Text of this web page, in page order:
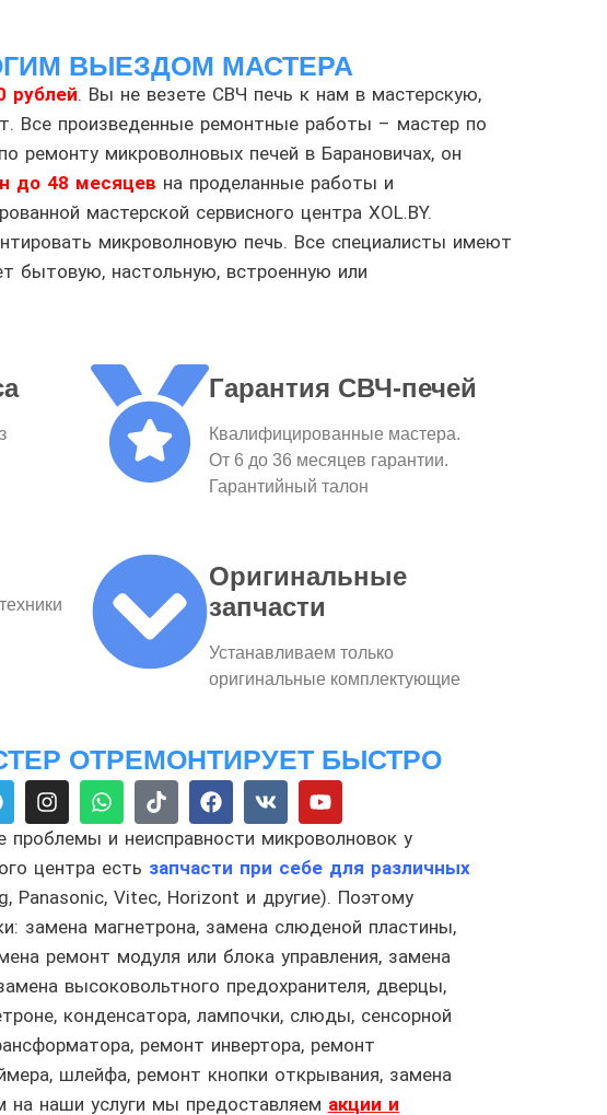
ВЫЕЗДОМ МАСТЕРА
рублей. Вы не везете СВЧ печь к нам в мастерскую,
Все произведенные ремонтные работы – мастер по
ремонту микроволновых печей в Барановичах, он
до 48 месяцев на проделанные работы и
мастерской сервисного центра XOL.BY.
микроволновую печь. Все специалисты имеют
бытовую, настольную,встроенную или
Гарантия СВЧ-печей
Квалифицированные мастера.
От 6 до 36 месяцев гарантии.
Гарантийный талон
Оригинальные
запчасти
Устанавливаем только
оригинальные комплектующие
ОТРЕМОНТИРУЕТ БЫСТРО
и неисправности микроволновок у
центра есть запчасти при себе для различных
Panasonic, Vitec, Horizont и другие). Поэтому
замена магнетрона, замена слюденой пластины,
ремонт модуля или блока управления, замена
высоковольтного предохранителя, дверцы,
конденсатора, лампочки, слюды, сенсорной
ремонт инвертора, ремонт
шлейфа, ремонт кнопки открывания, замена
на наши услуги мы предоставляем акции и